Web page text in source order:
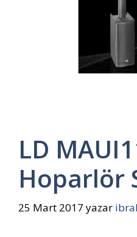
LD
Hoparlör
25 Mart 2017 yazar